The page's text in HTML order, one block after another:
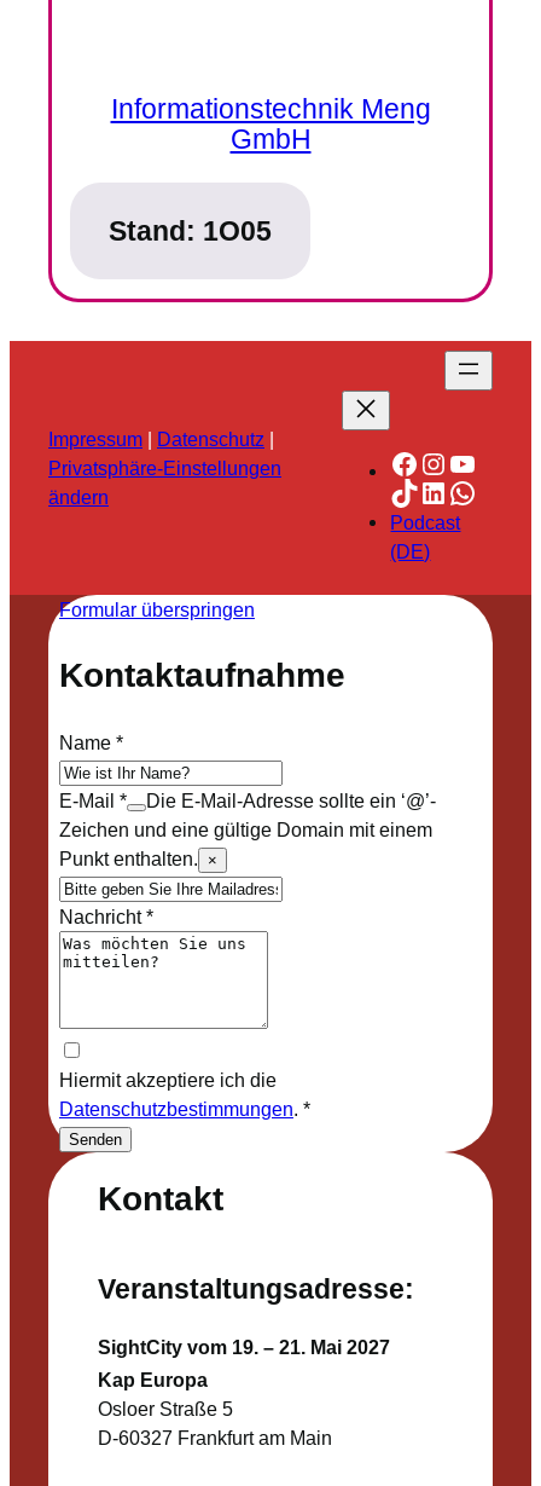
Informationstechnik Meng
GmbH
Stand: 1O05
Impressum | Datenschutz |
Privatsphäre-Einstellungen
ändern
Facebook
TikTok
LinkedIn
Podcast
(DE)
Kontakt
Veranstaltungsadresse:
SightCity vom 19. – 21. Mai 2027
Kap Europa
Osloer Straße 5
D-60327 Frankfurt am Main
Formular überspringen
Kontaktaufnahme
Name*
E-Mail *
Die E-Mail-Adresse sollte ein ‘@’-
Zeichen und eine gültige Domain mit einem
Punkt enthalten.
×
Nachricht*
Hiermit akzeptiere ich die
Datenschutzbestimmungen. *
Senden